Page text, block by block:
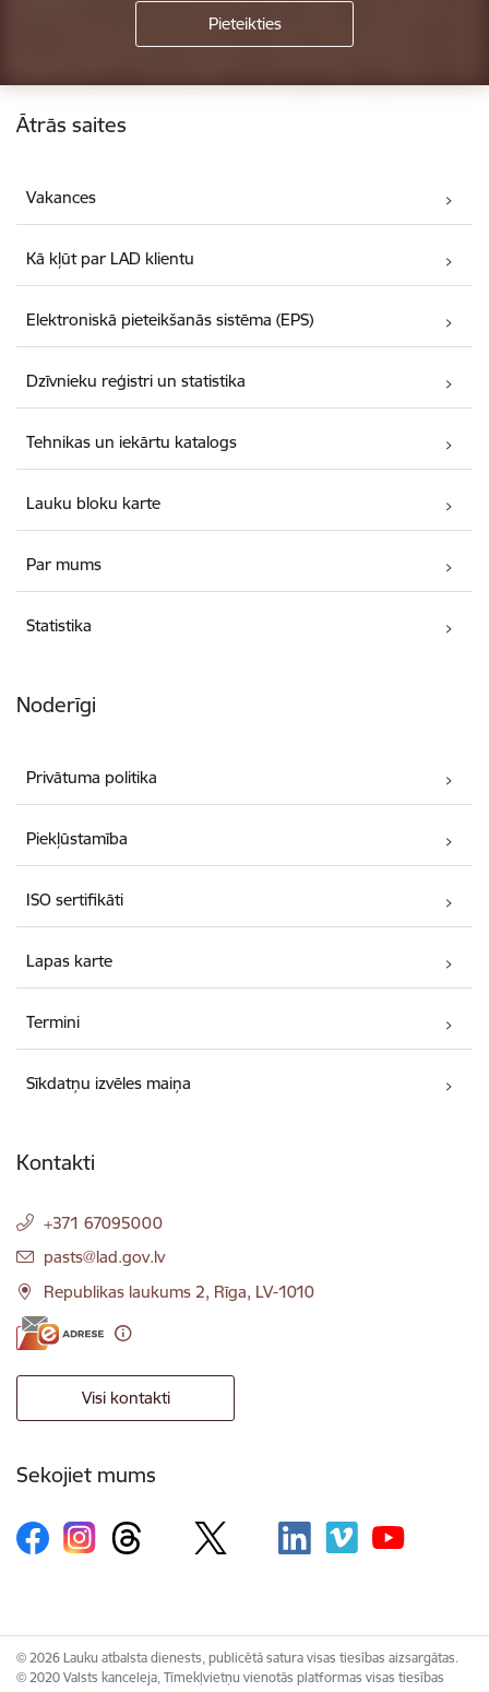
Kājene
Ātrās saites
Vakances
Kā kļūt par LAD klientu
Elektroniskā pieteikšanās sistēma (EPS)
Dzīvnieku reģistri un statistika
Tehnikas un iekārtu katalogs
Lauku bloku karte
Par mums
Statistika
Noderīgi
Privātuma politika
Piekļūstamība
ISO sertifikāti
Lapas karte
Termini
Sīkdatņu izvēles maiņa
Kontakti
+371 67095000
E-pasts:
pasts@lad.gov.lv
Republikas laukums 2, Rīga, LV-1010
Visi kontakti
Sekojiet mums
© 2026 Lauku atbalsta dienests, publicētā satura visas tiesības aizsargātas.
© 2020 Valsts kanceleja, Tīmekļvietņu vienotās platformas visas tiesības